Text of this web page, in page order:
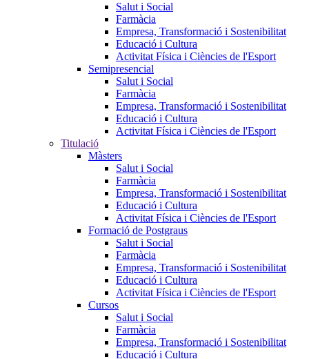
Salut i Social
Farmàcia
Empresa, Transformació i Sostenibilitat
Educació i Cultura
Activitat Física i Ciències de l'Esport
Semipresencial
Salut i Social
Farmàcia
Empresa, Transformació i Sostenibilitat
Educació i Cultura
Activitat Física i Ciències de l'Esport
Titulació
Màsters
Salut i Social
Farmàcia
Empresa, Transformació i Sostenibilitat
Educació i Cultura
Activitat Física i Ciències de l'Esport
Formació de Postgraus
Salut i Social
Farmàcia
Empresa, Transformació i Sostenibilitat
Educació i Cultura
Activitat Física i Ciències de l'Esport
Cursos
Salut i Social
Farmàcia
Empresa, Transformació i Sostenibilitat
Educació i Cultura